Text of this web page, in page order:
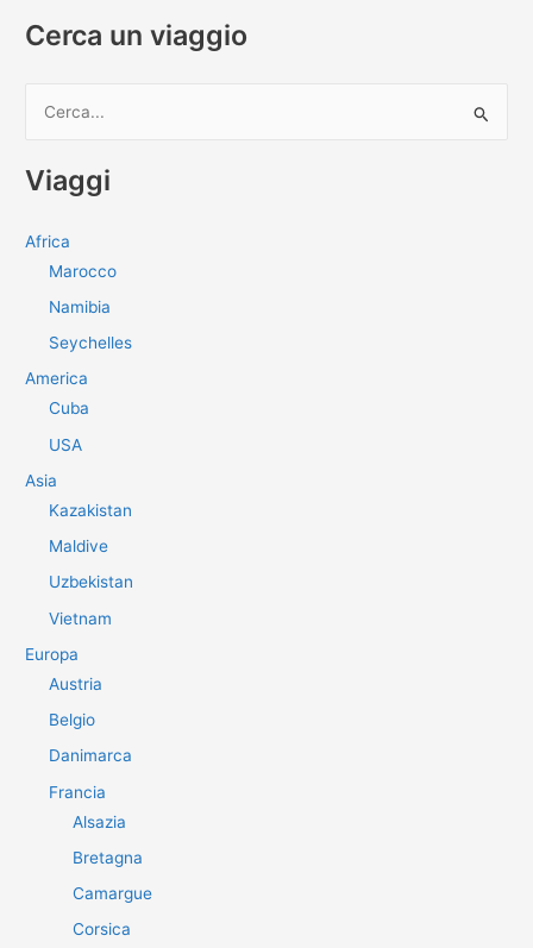
Cerca un viaggio
c
Viaggi
Africa
Marocco
Namibia
Seychelles
America
Cuba
USA
Asia
Kazakistan
Maldive
Uzbekistan
Vietnam
Europa
Austria
Belgio
Danimarca
Francia
Alsazia
Bretagna
Camargue
Corsica